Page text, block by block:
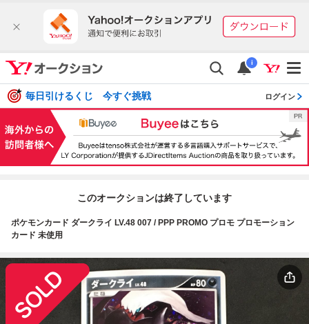
i
毎日引けるくじ 今すぐ挑戦 ログイン
このオークションは終了しています
ポケモンカード ダークライ LV.48 007 / PPP PROMO プロモ プロモーション
カード 未使用